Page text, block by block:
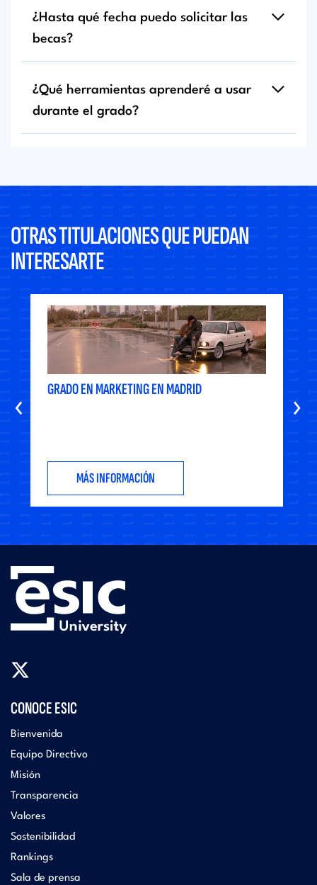
¿Hasta qué fecha puedo solicitar las
becas?
¿Qué herramientas aprenderé a usar
durante el grado?
OTRAS TITULACIONES QUE PUEDAN
INTERESARTE
GRADO EN MARKETING EN MADRID
MÁS INFORMACIÓN
‹ ›
CONOCE ESIC
Bienvenida
Equipo Directivo
Misión
Transparencia
Valores
Sostenibilidad
Rankings
Sala de prensa